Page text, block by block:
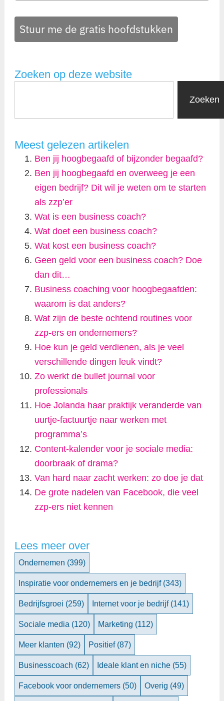
Stuur me de gratis hoofdstukken
Zoeken op deze website
Zoeken
Meest gelezen artikelen
Ben jij hoogbegaafd of bijzonder begaafd?
Ben jij hoogbegaafd en overweeg je een
eigen bedrijf? Dit wil je weten om te starten
als zzp’er
Wat is een business coach?
Wat doet een business coach?
Wat kost een business coach?
Geen geld voor een business coach? Doe
dan dit…
Business coaching voor hoogbegaafden:
waarom is dat anders?
Wat zijn de beste ochtend routines voor
zzp-ers en ondernemers?
Hoe kun je geld verdienen, als je veel
verschillende dingen leuk vindt?
Zo werkt de bullet journal voor
professionals
Hoe Jolanda haar praktijk veranderde van
uurtje-factuurtje naar werken met
programma’s
Content-kalender voor je sociale media:
doorbraak of drama?
Van hard naar zacht werken: zo doe je dat
De grote nadelen van Facebook, die veel
zzp-ers niet kennen
Lees meer over
Ondernemen (399)
Inspiratie voor ondernemers en je bedrijf (343)
Bedrijfsgroei (259) Internet voor je bedrijf (141)
Sociale media (120) Marketing (112)
Meer klanten (92) Positief (87)
Businesscoach (62) Ideale klant en niche (55)
Facebook voor ondernemers (50) Overig (49)